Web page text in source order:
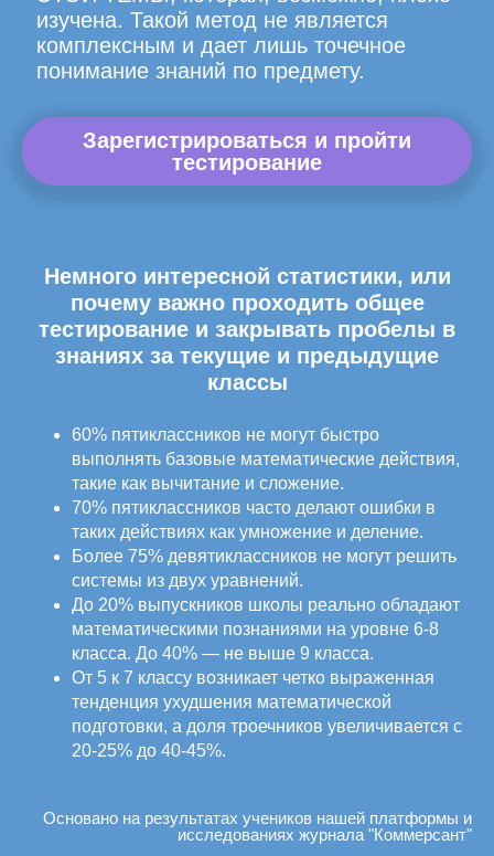
изучена. Такой метод не является
комплексным и дает лишь точечное
понимание знаний по предмету.
Зарегистрироваться и пройти
тестирование
Немного интересной статистики, или
почему важно проходить общее
тестирование и закрывать пробелы в
знаниях за текущие и предыдущие
классы
60% пятиклассников не могут быстро
выполнять базовые математические действия,
такие как вычитание и сложение.
70% пятиклассников часто делают ошибки в
таких действиях как умножение и деление.
Более 75% девятиклассников не могут решить
системы из двух уравнений.
До 20% выпускников школы реально обладают
математическими познаниями на уровне 6-8
класса. До 40% — не выше 9 класса.
От 5 к 7 классу возникает четко выраженная
тенденция ухудшения математической
подготовки, а доля троечников увеличивается с
20-25% до 40-45%.
Основано на результатах учеников нашей платформы и
исследованиях журнала "Коммерсант"